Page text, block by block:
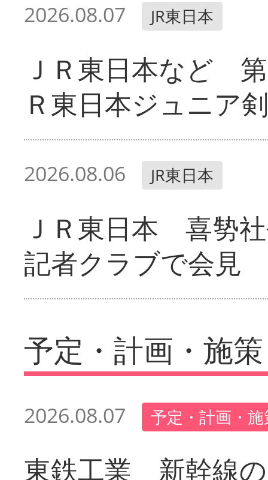
2026.08.07 JR東日本
ＪＲ東日本など
Ｒ東日本ジュニア
2026.08.06 JR東日本
ＪＲ東日本 喜㔟
記者クラブで会見
予定・計画・施策
2026.08.07 予定・計画・
東鉄工業 新幹線